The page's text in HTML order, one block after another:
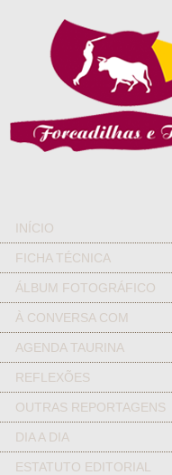
INÍCIO
FICHA TÉCNICA
ÁLBUM FOTOGRÁFICO
À CONVERSA COM
AGENDA TAURINA
REFLEXÕES
OUTRAS REPORTAGENS
DIA A DIA
ESTATUTO EDITORIAL